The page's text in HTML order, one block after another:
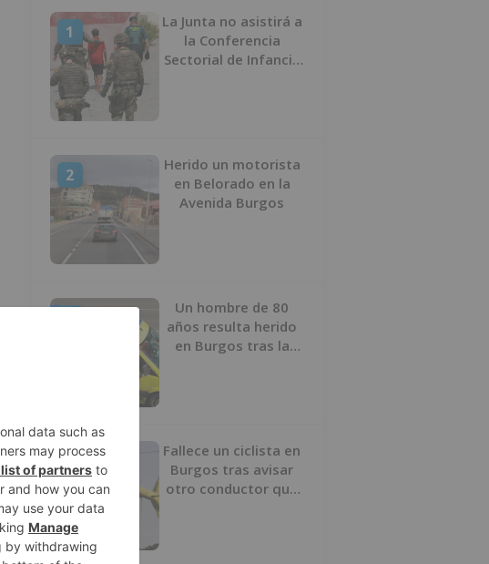
1
La Junta no asistirá a
la Conferencia
Sectorial de Infancia
2
Herido un motorista
en Belorado en la
Avenida Burgos
Un hombre de 80
años resulta herido
en Burgos tras la
4
Fallece un ciclista en
Burgos tras avisar
otro conductor que